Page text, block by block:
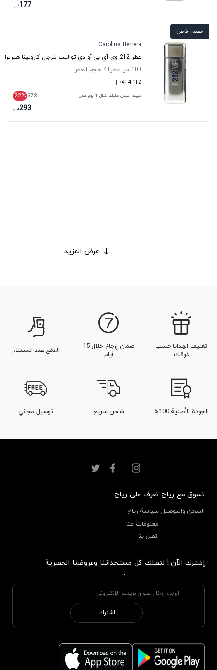
177د.إ.
خصم خاص
Carolina Herrera
عطر 212 وي آي بي أو دي تواليت للرجال كارولينا هيريرا
100 مل عطر
+4
حجم العطر
12تا414د.إ.
سيتم شحن طلبك خلال 1 يوم عمل 378
22%
293د.إ.
عرض المزيد
تغليف الهدايا حسب
ذوقك
ضمان إرجاع خلال 15
أيام
الدفع عند الاستلام
الجودة الأصلية 100% شحن سريع توصيل مجاني
تسوق مع رياح
الشحن والتوصيل
تعرف على رياح
سياسة رياح
معلومات عنا
اتصل بنا
إشترك الآن ! لتصلك كل مستجداتنا وعروضنا الحصرية
:
اشترك